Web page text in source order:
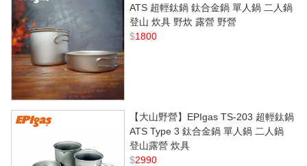
ATS 超輕鈦鍋 鈦合金鍋 單人鍋 二人鍋
登山 炊具 野炊 露營 野營
$1800
【大山野營】EPIgas TS-203 超輕鈦鍋
ATS Type 3 鈦合金鍋 單人鍋 二人鍋
登山露營 炊具
$2990